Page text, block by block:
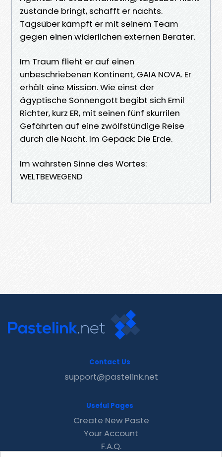
zustande bringt, schafft er nachts.
Tagsüber kämpft er mit seinem Team
gegen einen widerlichen externen Berater.
Im Traum flieht er auf einen
unbeschriebenen Kontinent, GAIA NOVA. Er
erhält eine Mission. Wie einst der
ägyptische Sonnengott begibt sich Emil
Richter, kurz ER, mit seinen fünf skurrilen
Gefährten auf eine zwölfstündige Reise
durch die Nacht. Im Gepäck: Die Erde.
Im wahrsten Sinne des Wortes:
WELTBEWEGEND
Contact Us
support@pastelink.net
Useful Pages
Create New Paste
Your Account
F.A.Q.